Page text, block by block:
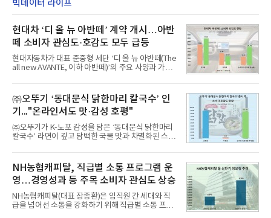
빅데이터 라이프
현대차 ‘디 올 뉴 아반떼’ 계약 개시…아반
떼 소비자 관심도·호감도 모두 급등
현대자동차가 대표 준중형 세단 ‘디 올 뉴 아반떼(The
all new AVANTE, 이하 아반떼)’의 주요 사양과 가격
떼는 6년 만에 선보이는 8세대 완전변경 모델로, ▲정
교한 선과 면을 중심으로 완성한 파격적인 디자인 ▲
과거 중형 세단 수준으로 확대된 차체 제원 ▲글로벌
최고 수준의 안전성 ▲성능과 효율을 동시에 높인 주
행 완성도 ▲첨단 편의 및 디지털 사양 적용 등을 통해
글로벌 준중형 세단의 새로운 기준을 세웠다.아반떼
는 가솔린 2.0과 1.6 하이브리드 두 가지 파워트레인
넘
㈜오뚜기 ‘동대문식 닭한마리 칼국수’ 인
기..."온라인서도 맛·감성 호평"
㈜오뚜기가 K-노포 감성을 담은 ‘동대문식 닭한마리
칼국수’ 라면이 깊고 담백한 국물 맛과 차별화된 스토
혔다.‘동대문식 닭한마리 칼국수’는 예상을 뛰어넘는
소비자 호응에 힘입어 지난 7월 13일 첫 선을 보인 지
단 18일 만에 누적 판매량 50만 개를 돌파하는 성과를
거두었다.이번 신제품은 개발진이 전국의 닭한마리
전문점을 직접 찾아 다니며 최적의 육수 비율을 완성
했다. 자극적이지 않으면서도 깊은 닭육수에 마늘의
개운한 풍미를 더했으며, 국물이 잘 배어들면서도 쫄
NH농협캐피탈, 직급별 소통 프로그램 운
영…경영성과 등 주목 소비자 관심도 상승
NH농협캐피탈(대표 장종환)은 임직원 간 세대와 직
급을 넘어선 소통을 강화하기 위해 직급별 소통 프로